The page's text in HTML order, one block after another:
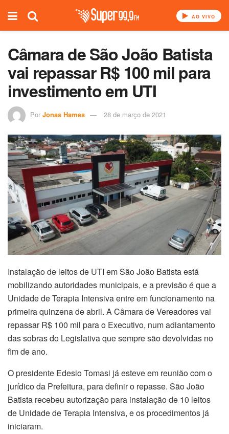
AO VIVO
Câmara de São João Batista
vai repassar R$ 100 mil para
investimento em UTI
Por Jonas Hames 28 de março de 2021
Instalação de leitos de UTI em São João Batista está
mobilizando autoridades municipais, e a previsão é que a
Unidade de Terapia Intensiva entre em funcionamento na
primeira quinzena de abril. A Câmara de Vereadores vai
repassar R$ 100 mil para o Executivo, num adiantamento
das sobras do Legislativa que sempre são devolvidas no
fim de ano.
O presidente Edesio Tomasi já esteve em reunião com o
jurídico da Prefeitura, para definir o repasse. São João
Batista recebeu autorização para instalação de 10 leitos
de Unidade de Terapia Intensiva, e os procedimentos já
iniciaram.